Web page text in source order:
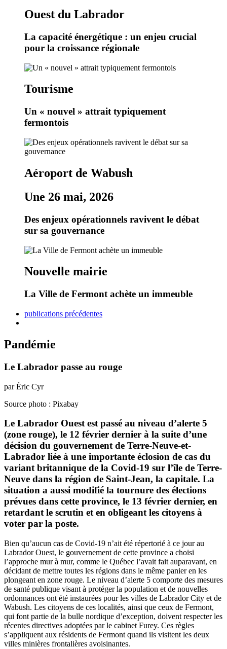
Ouest du Labrador
La capacité énergétique : un enjeu crucial
pour la croissance régionale
Tourisme
Un « nouvel » attrait typiquement
fermontois
Aéroport de Wabush
Une 26 mai, 2026
Des enjeux opérationnels ravivent le débat
sur sa gouvernance
Nouvelle mairie
La Ville de Fermont achète un immeuble
publications précédentes
Pandémie
Le Labrador passe au rouge
par Éric Cyr
Source photo : Pixabay
Le Labrador Ouest est passé au niveau d’alerte 5
(zone rouge), le 12 février dernier à la suite d’une
décision du gouvernement de Terre-Neuve-et-
Labrador liée à une importante éclosion de cas du
variant britannique de la Covid-19 sur l’île de Terre-
Neuve dans la région de Saint-Jean, la capitale. La
situation a aussi modifié la tournure des élections
prévues dans cette province, le 13 février dernier, en
retardant le scrutin et en obligeant les citoyens à
voter par la poste.
Bien qu’aucun cas de Covid-19 n’ait été répertorié à ce jour au
Labrador Ouest, le gouvernement de cette province a choisi
l’approche mur à mur, comme le Québec l’avait fait auparavant, en
décidant de mettre toutes les régions dans le même panier en les
plongeant en zone rouge. Le niveau d’alerte 5 comporte des mesures
de santé publique visant à protéger la population et de nouvelles
ordonnances ont été instaurées pour les villes de Labrador City et de
Wabush. Les citoyens de ces localités, ainsi que ceux de Fermont,
qui font partie de la bulle nordique d’exception, doivent respecter les
récentes directives adoptées par le cabinet Furey. Ces règles
s’appliquent aux résidents de Fermont quand ils visitent les deux
villes minières frontalières avoisinantes.